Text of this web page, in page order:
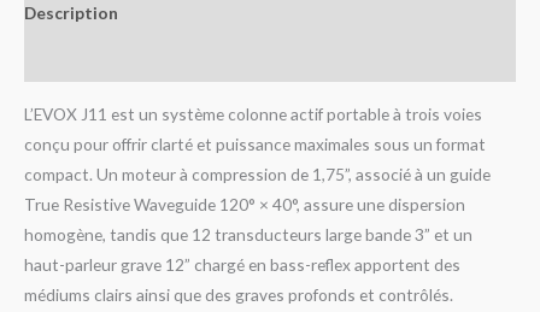
Description
L’EVOX J11 est un système colonne actif portable à trois voies
conçu pour offrir clarté et puissance maximales sous un format
compact. Un moteur à compression de 1,75”, associé à un guide
True Resistive Waveguide 120° × 40°, assure une dispersion
homogène, tandis que 12 transducteurs large bande 3” et un
haut-parleur grave 12” chargé en bass-reflex apportent des
médiums clairs ainsi que des graves profonds et contrôlés.